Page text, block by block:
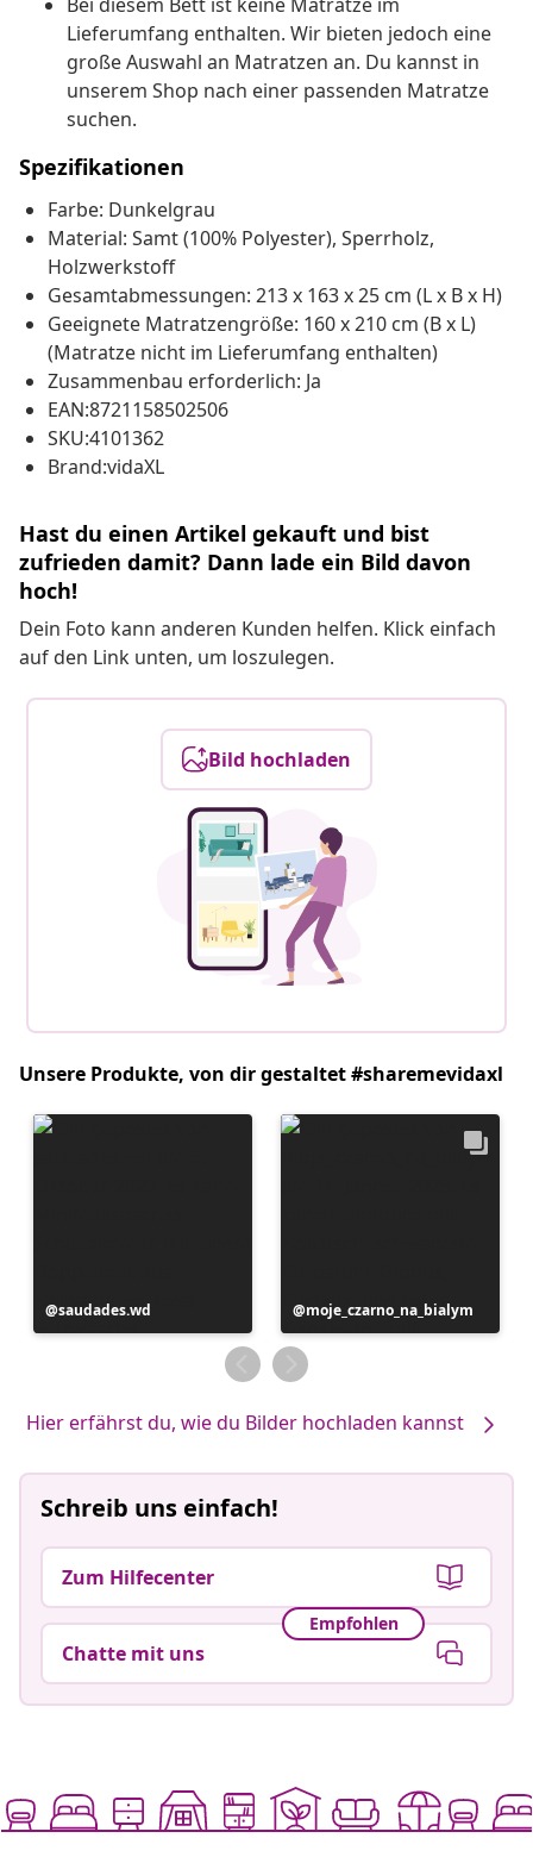
Lieferumfang enthalten. Wir bieten jedoch eine
große Auswahl an Matratzen an. Du kannst in
unserem Shop nach einer passenden Matratze
suchen.
Spezifikationen
Farbe: Dunkelgrau
Material: Samt (100% Polyester), Sperrholz,
Holzwerkstoff
Gesamtabmessungen: 213 x 163 x 25 cm (L x B x H)
Geeignete Matratzengröße: 160 x 210 cm (B x L)
(Matratze nicht im Lieferumfang enthalten)
Zusammenbau erforderlich: Ja
EAN:8721158502506
SKU:4101362
Brand:vidaXL
Hast du einen Artikel gekauft und bist
zufrieden damit? Dann lade ein Bild davon
hoch!
Dein Foto kann anderen Kunden helfen. Klick einfach
auf den Link unten, um loszulegen.
Bild hochladen
Unsere Produkte, von dir gestaltet #sharemevidaxl
Beitrag
veröffentlicht
saudades.wd
Beitrag
veröffentlicht
von
moje_czarno_na_bialym
Hier erfährst du, wie du Bilder hochladen kannst
Schreib uns einfach!
Zum Hilfecenter
Empfohlen
Chatte mit uns